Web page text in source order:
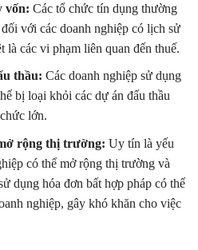
vốn: Các tổ chức tín dụng thường
với các doanh nghiệp có lịch sử
là các vi phạm liên quan đến thuế.
thầu: Các doanh nghiệp sử dụng
bị loại khỏi các dự án đấu thầu
lớn.
rộng thị trường: Uy tín là yếu
có thể mở rộng thị trường và
dụng hóa đơn bất hợp pháp có thể
nghiệp, gây khó khăn cho việc